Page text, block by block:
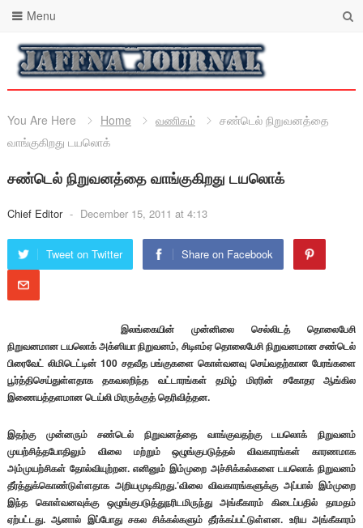
Menu
You Are Here Home வணிகம்
சண்டெல் நிறுவனத்தை
வாங்குகிறது டயலொக்
சண்டெல் நிறுவனத்தை வாங்குகிறது டயலொக்
Chief Editor - December 15, 2011 at 4:13
Tweet on Twitter Share on Facebook
இலங்கையின் முன்னிலை செல்லிடத் தொலைபேசி
நிறுவனமான டயலொக் அக்ஸியா நிறுவனம், சிடிஎம்ஏ தொலைபேசி நிறுவனமான சண்டெல்
பிரைவேட் லிமிடெட்டின் 100 சதவீத பங்குகளை கொள்வனவு செய்வதற்கான பேரங்களை
பூர்த்திசெய்துள்ளதாக தகவலறிந்த வட்டாரங்கள் தமிழ் மிரரின் சகோதர ஆங்கில
இணையத்தளமான டெய்லி மிரருக்குத் தெரிவித்தன.
இதற்கு முன்னரும் சண்டெல் நிறுவனத்தை வாங்குவதற்கு டயலொக் நிறுவனம்
முயற்சித்தபோதிலும் விலை மற்றும் ஒழுங்குபடுத்தல் விவகாரங்கள் காரணமாக
அம்முயற்சிகள் தோல்வியுற்றன. எனினும் இம்முறை அச்சிக்கல்களை டயலொக் நிறுவனம்
தீர்த்துக்கொண்டுள்ளதாக அறியமுடிகிறது.’விலை விவகாரங்களுக்கு அப்பால் இம்முறை
இந்த கொள்வனவுக்கு ஒழுங்குபடுத்துநரிடமிருந்து அங்கீகாரம் கிடைப்பதில் தாமதம்
ஏற்பட்டது. ஆனால் இப்போது சகல சிக்கல்களும் தீர்க்கப்பட்டுள்ளன. உரிய அங்கீகாரம்